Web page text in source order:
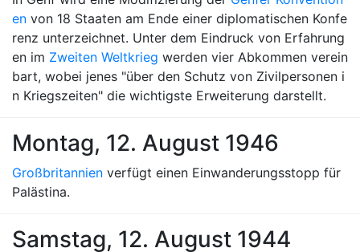
en von 18 Staaten am Ende einer diplomatischen Konfe
renz unterzeichnet. Unter dem Eindruck von Erfahrung
en im Zweiten Weltkrieg werden vier Abkommen verein
bart, wobei jenes "über den Schutz von Zivilpersonen i
n Kriegszeiten" die wichtigste Erweiterung darstellt.
Montag, 12. August 1946
Großbritannien verfügt einen Einwanderungsstopp für
Palästina.
Samstag, 12. August 1944